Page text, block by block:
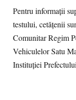
Pentru informații
testului, cetățenii
Comunitar Regim
Vehiculelor Satu
Instituției